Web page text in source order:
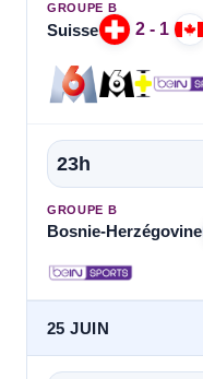
GROUPE B
Suisse 2 - 1
23h
GROUPE B
Bosnie-Herzégovine
25 JUIN